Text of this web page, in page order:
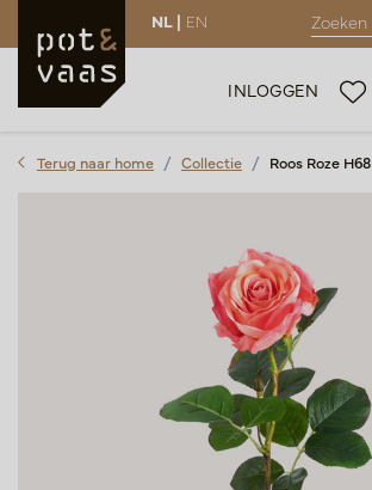
NL | EN
INLOGGEN
Terug naar home Collectie Roos Roze H68